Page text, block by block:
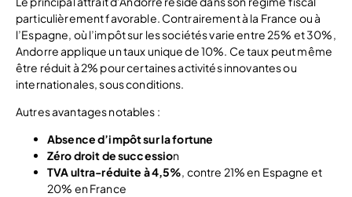
particulièrement favorable. Contrairement à la France ou à
l’Espagne, où l’impôt sur les sociétés varie entre 25% et 30%,
Andorre applique un taux unique de 10%. Ce taux peut même
être réduit à 2% pour certaines activités innovantes ou
internationales, sous conditions.
Autres avantages notables :
Absence d’impôt sur la fortune
Zéro droit de succession
TVA ultra-réduite à 4,5%, contre 21% en Espagne et
20% en France